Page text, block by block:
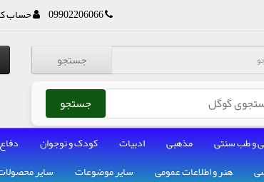
09902206066 حساب
جستجو
جستجو
و طب سنتی مذهبی ادبیات کودک و نوجوان
هنر و اطلاعات عمومی سایر موضوعات سایر